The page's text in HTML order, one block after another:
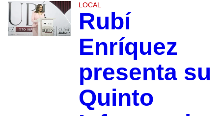
LOCAL
Rubí
Enríquez
presenta su
Quinto